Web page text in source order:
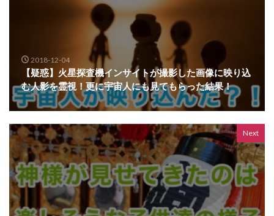
2018-12-04
【疑惑】火星探査機インサイトが撮影した画像に映り込
む人影を霊視！更に宇宙人にも見てもらった結果！
Next